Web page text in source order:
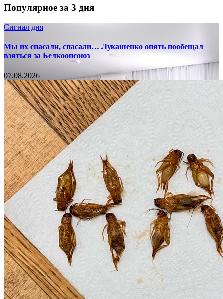
Популярное за 3 дня
Сигнал дня
Мы их спасали, спасали… Лукашенко опять пообещал
взяться за Белкоопсоюз
07.08.2026